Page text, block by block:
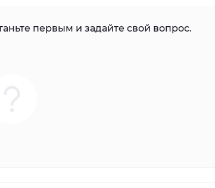
первым и задайте свой вопрос.